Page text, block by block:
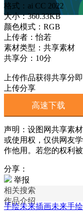
格式：ai CC 2022
大小：360.33KB
颜色模式：RGB
上传者：怡若
素材类型：共享素材
共享分：10分
上传作品获得共享分
上传分享
高速下载
声明：设图网共享素
或使用权，仅供网友
作他用。若您的权利被
分享：
举报
相关搜索
作品介绍
手绘未来插画未来手